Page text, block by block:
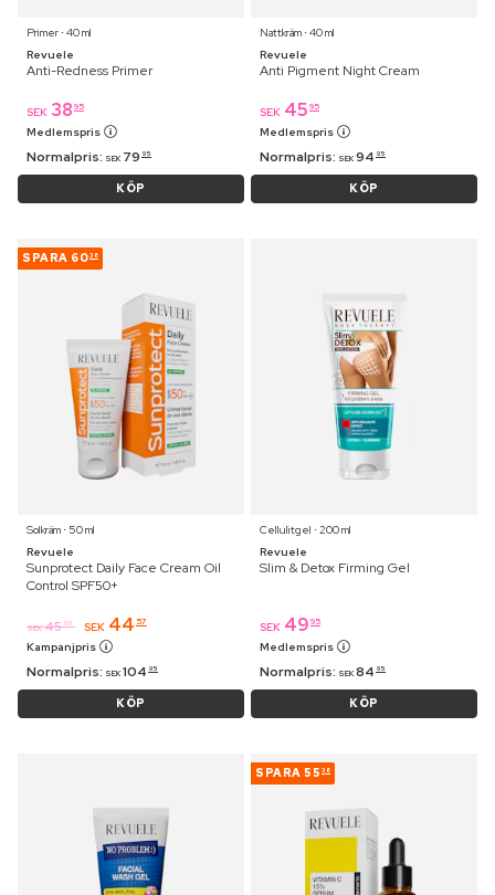
Primer ⋅ 40 ml
Revuele
Anti-Redness Primer
SEK 38 95
Medlemspris
Normalpris: SEK 79 95
KÖP
Nattkräm ⋅ 40 ml
Revuele
Anti Pigment Night Cream
SEK 45 95
Medlemspris
Normalpris: SEK 94 95
KÖP
SPARA 6038
Solkräm ⋅ 50 ml
Revuele
Sunprotect Daily Face Cream Oil
Control SPF50+
SEK 45 95 SEK 44 57
Kampanjpris
Normalpris: SEK 104 95
KÖP
Cellulitgel ⋅ 200 ml
Revuele
Slim & Detox Firming Gel
SEK 49 95
Medlemspris
Normalpris: SEK 84 95
KÖP
SPARA 55 38